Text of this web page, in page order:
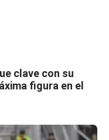
clave con su
figura en el